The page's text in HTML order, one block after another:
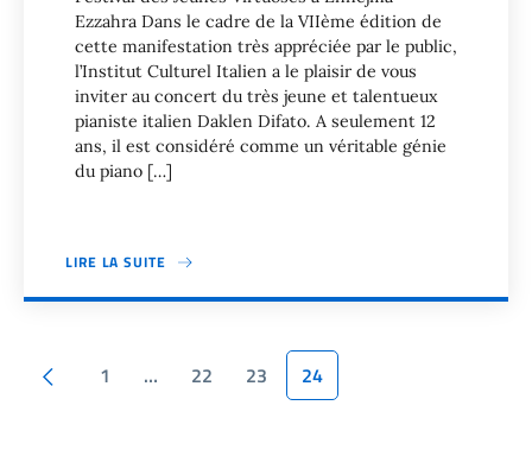
Ezzahra Dans le cadre de la VIIème édition de
cette manifestation très appréciée par le public,
l’Institut Culturel Italien a le plaisir de vous
inviter au concert du très jeune et talentueux
pianiste italien Daklen Difato. A seulement 12
ans, il est considéré comme un véritable génie
du piano […]
LIRE LA SUITE
Pagination
Page précédente
1 … 22 23 24